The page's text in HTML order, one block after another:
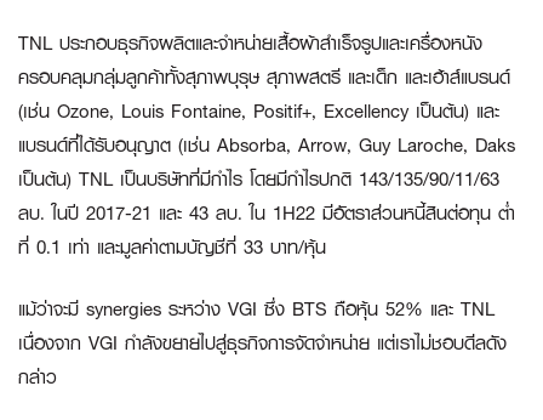
TNL ประกอบธุรกิจผลิตและจำหน่ายเสื้อผ้าสำเร็จรูปและเครื่องหนัง
ครอบคลุมกลุ่มลูกค้าทั้งสุภาพบุรุษ สุภาพสตรี และเด็ก และเฮ้าส์แบรนด์
(เช่น Ozone, Louis Fontaine, Positif+, Excellency เป็นต้น) และ
แบรนด์ที่ได้รับอนุญาต (เช่น Absorba, Arrow, Guy Laroche, Daks
เป็นต้น) TNL เป็นบริษัทที่มีกำไร โดยมีกำไรปกติ 143/135/90/11/63
ลบ. ในปี 2017-21 และ 43 ลบ. ใน 1H22 มีอัตราส่วนหนี้สินต่อทุน ต่ำ
ที่ 0.1 เท่า และมูลค่าตามบัญชีที่ 33 บาท/หุ้น
แม้ว่าจะมี synergies ระหว่าง VGI ซึ่ง BTS ถือหุ้น 52% และ TNL
เนื่องจาก VGI กำลังขยายไปสู่ธุรกิจการจัดจำหน่าย แต่เราไม่ชอบดีลดัง
กล่าว